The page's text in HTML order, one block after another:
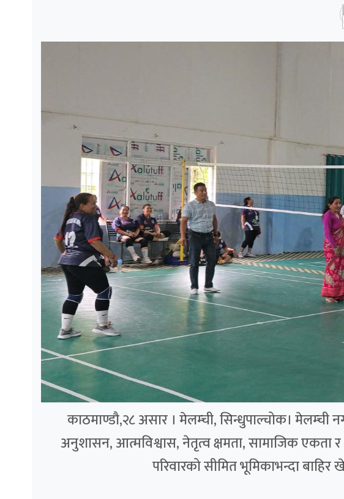
काठमाण्डौ,२८ असार । मेलम्ची, सिन्धुपाल्चोक।
अनुशासन, आत्मविश्वास, नेतृत्व क्षमता, सामाजिक एकता
परिवारको सीमित भूमिकाभन्दा बाहिर